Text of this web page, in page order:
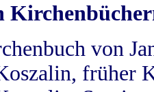
von
früher